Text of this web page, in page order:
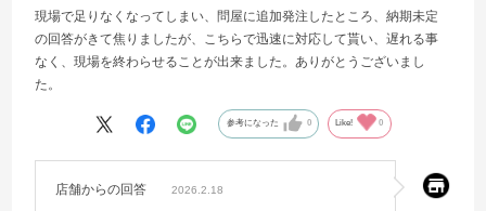
現場で足りなくなってしまい、問屋に追加発注したところ、納期未定
の回答がきて焦りましたが、こちらで迅速に対応して貰い、遅れる事
なく、現場を終わらせることが出来ました。ありがとうございまし
た。
参考になった 0 Like! 0
店舗からの回答 2026.2.18